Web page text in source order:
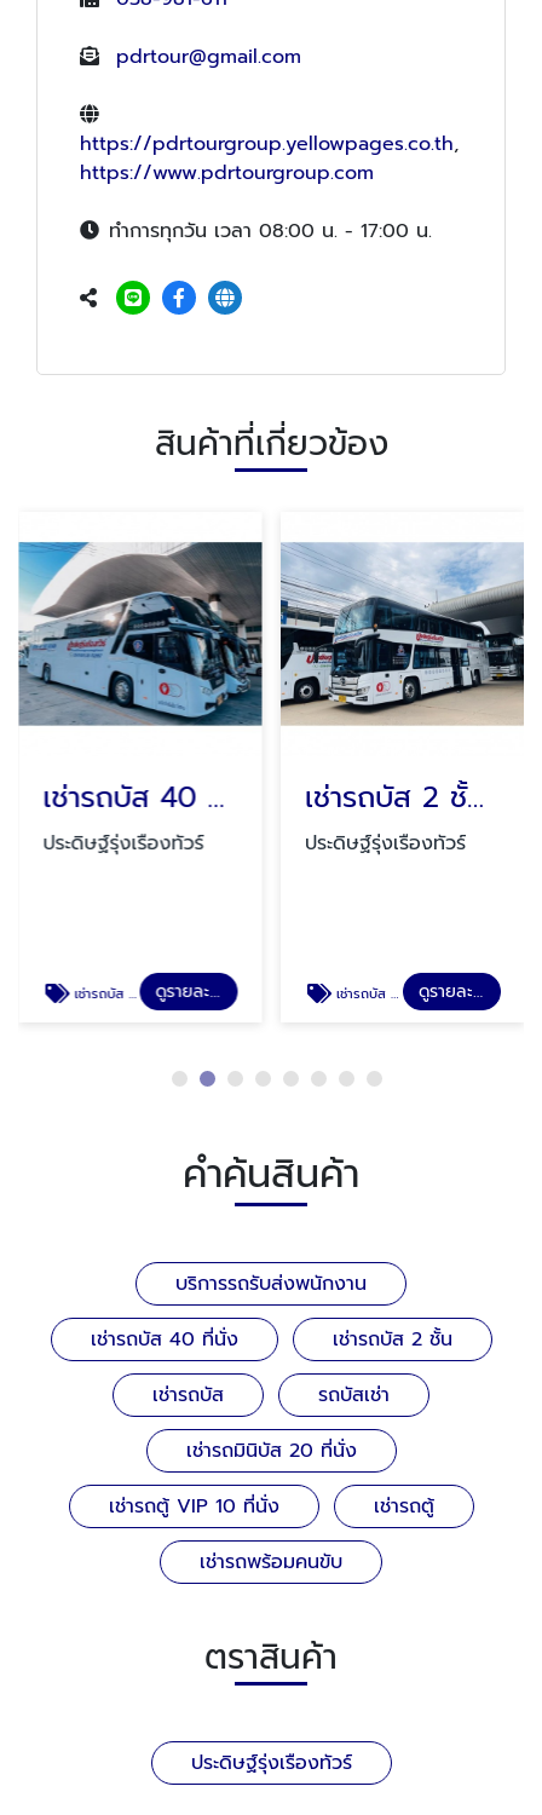
pdrtour@gmail.com
https://pdrtourgroup.yellowpages.co.th,
https://www.pdrtourgroup.com
ทำการทุกวัน เวลา 08:00 น. - 17:00 น.
สินค้าที่เกี่ยวข้อง
เช่ารถบัส 40 ที่นั่ง
ประดิษฐ์รุ่งเรืองทัวร์
เช่ารถบัส 40 ที่นั่ง ดูรายละเอียด
เช่ารถบัส 2 ชั้น 48 ที่นั่ง
ประดิษฐ์รุ่งเรืองทัวร์
เช่ารถบัส 2 ชั้น ดูรายละเอียด
คำค้นสินค้า
บริการรถรับส่งพนักงาน
เช่ารถบัส 40 ที่นั่ง
เช่ารถบัส 2 ชั้น
เช่ารถบัส
รถบัสเช่า
เช่ารถมินิบัส 20 ที่นั่ง
เช่ารถตู้ VIP 10 ที่นั่ง
เช่ารถตู้
เช่ารถพร้อมคนขับ
ตราสินค้า
ประดิษฐ์รุ่งเรืองทัวร์